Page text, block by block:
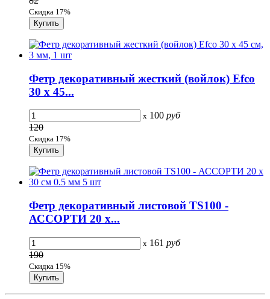
Скидка 17%
Фетр декоративный жесткий (войлок) Efco
30 х 45...
x 100 руб
120
Скидка 17%
Фетр декоративный листовой TS100 -
АССОРТИ 20 х...
x 161 руб
190
Скидка 15%